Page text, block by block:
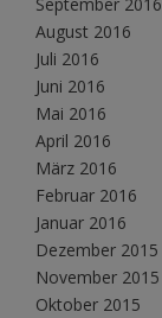
August 2016
Juli 2016
Juni 2016
Mai 2016
April 2016
März 2016
Februar 2016
Januar 2016
Dezember 2015
November 2015
Oktober 2015